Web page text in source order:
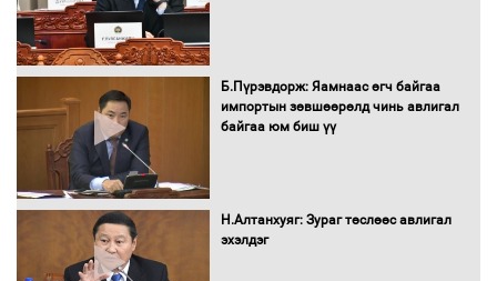
Б.Пүрэвдорж: Яамнаас өгч байгаа
импортын зөвшөөрөлд чинь авлигал
байгаа юм биш үү
Н.Алтанхуяг: Зураг төслөөс авлигал
эхэлдэг